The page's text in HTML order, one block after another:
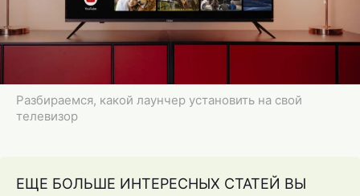
Разбираемся, какой лаунчер установить на свой
телевизор
ЕЩЕ БОЛЬШЕ ИНТЕРЕСНЫХ СТАТЕЙ ВЫ